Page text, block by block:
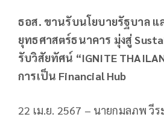
ธอส. ขานรับนโยบายรัฐบาล แ
ยุทธศาสตร์ธนาคาร มุ่งสู่
รับวิสัยทัศน์ “IGNITE
การเป็น Financial Hub
22 เม.ย. 2567 – นายกมลภพ วี